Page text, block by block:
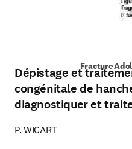
Fracture
Dépistage et
congénitale de
diagnostiquer et
P. WICART